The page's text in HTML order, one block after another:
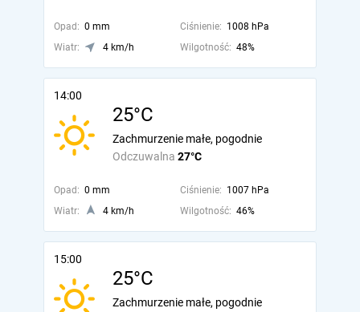
Opad: 0 mm Ciśnienie: 1008 hPa
Wiatr:
4 km/h Wilgotność: 48%
14:00
25°C
Odczuwalna 27°C
Zachmurzenie małe, pogodnie
Opad: 0 mm Ciśnienie: 1007 hPa
Wiatr:
4 km/h Wilgotność: 46%
15:00
25°C
Zachmurzenie małe, pogodnie